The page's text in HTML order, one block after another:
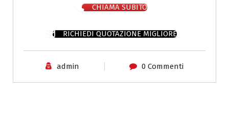
CHIAMA SUBITO
RICHIEDI QUOTAZIONE MIGLIORE
admin 0 Commenti